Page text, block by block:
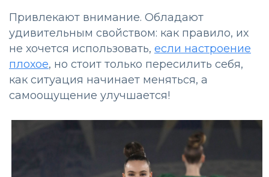
Привлекают внимание. Обладают
удивительным свойством: как правило, их
не хочется использовать, если настроение
плохое, но стоит только пересилить себя,
как ситуация начинает меняться, а
самоощущение улучшается!